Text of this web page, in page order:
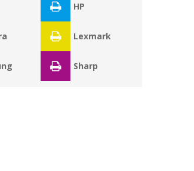
HP
Lexmark
Sharp